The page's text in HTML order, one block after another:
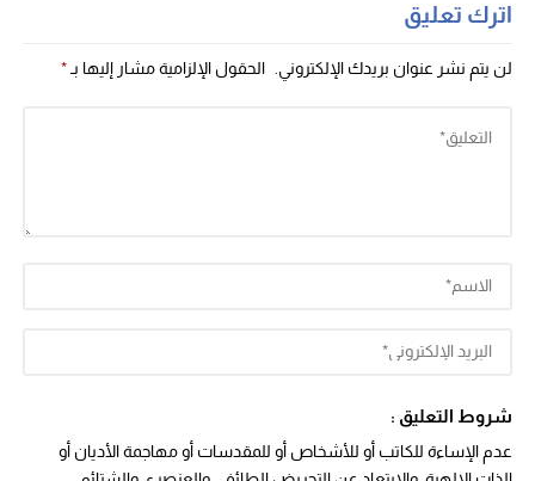
اترك تعليق
لن يتم نشر عنوان بريدك الإلكتروني. الحقول الإلزامية مشار إليها بـ *
شروط التعليق :
عدم الإساءة للكاتب أو للأشخاص أو للمقدسات أو مهاجمة الأديان أو